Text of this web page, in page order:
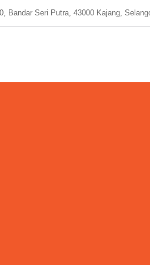
Bandar Seri Putra, 43000 Kajang,